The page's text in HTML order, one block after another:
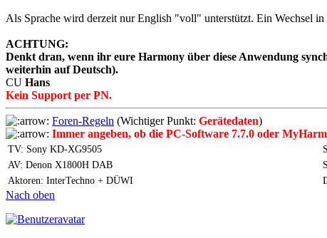
Als Sprache wird derzeit nur English "voll" unterstützt. Ein Wechsel
ACHTUNG:
Denkt dran, wenn ihr eure Harmony über diese Anwendung
weiterhin auf Deutsch).
CU Hans
Kein Support per PN.
Foren-Regeln (Wichtiger Punkt: Gerätedaten)
Immer angeben, ob die PC-Software 7.7.0 oder
TV: Sony KD-XG9505
AV: Denon X1800H DAB
Aktoren: InterTechno + DÜWI
Nach oben